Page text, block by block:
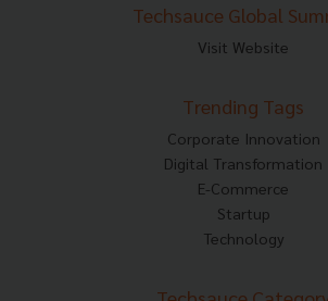
Techsauce Global
Visit Website
Trending Tags
Corporate Innovation
Digital Transformation
E-Commerce
Startup
Technology